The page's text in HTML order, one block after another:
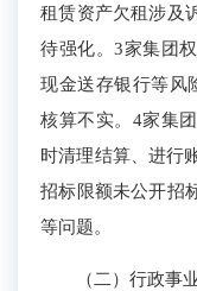
租赁资产欠租涉及
待强化。3家集团
现金送存银行等风
核算不实。 4家集团
时清理结算、进行
招标限额未公开招
等问题。
（二）行政事